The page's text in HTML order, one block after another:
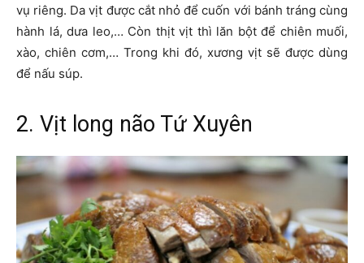
vụ riêng. Da vịt được cắt nhỏ để cuốn với bánh tráng cùng
hành lá, dưa leo,… Còn thịt vịt thì lăn bột để chiên muối,
xào, chiên cơm,… Trong khi đó, xương vịt sẽ được dùng
để nấu súp.
2. Vịt long não Tứ Xuyên